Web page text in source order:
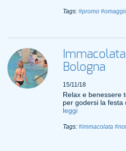
Tags: #promo
Bologna
15/11/18
Relax e benessere
per godersi la festa
leggi
Tags: #immacolata